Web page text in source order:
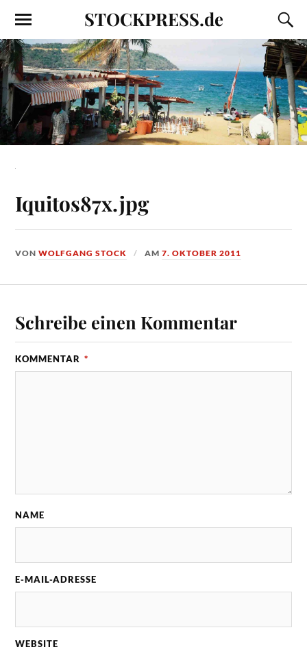
STOCKPRESS.de
Iquitos87x.jpg
VONWOLFGANG STOCK AM7. OKTOBER 2011
Schreibe einen Kommentar
KOMMENTAR *
NAME
E-MAIL-ADRESSE
WEBSITE